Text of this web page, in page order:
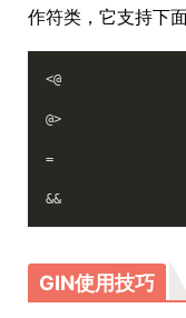
作符类，它支持下
<@
@>
=
&&
GIN使用技巧